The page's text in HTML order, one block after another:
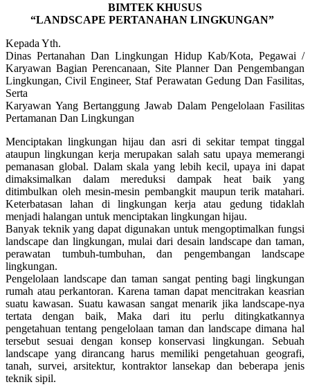
BIMTEK KHUSUS
“LANDSCAPE PERTANAHAN LINGKUNGAN”
Kepada Yth.
Dinas Pertanahan Dan Lingkungan Hidup Kab/Kota, Pegawai /
Karyawan Bagian Perencanaan, Site Planner Dan Pengembangan
Lingkungan, Civil Engineer, Staf Perawatan Gedung Dan Fasilitas,
Serta
Karyawan Yang Bertanggung Jawab Dalam Pengelolaan Fasilitas
Pertamanan Dan Lingkungan
Menciptakan lingkungan hijau dan asri di sekitar tempat tinggal
ataupun lingkungan kerja merupakan salah satu upaya memerangi
pemanasan global. Dalam skala yang lebih kecil, upaya ini dapat
dimaksimalkan dalam mereduksi dampak heat baik yang
ditimbulkan oleh mesin-mesin pembangkit maupun terik matahari.
Keterbatasan lahan di lingkungan kerja atau gedung tidaklah
menjadi halangan untuk menciptakan lingkungan hijau.
Banyak teknik yang dapat digunakan untuk mengoptimalkan fungsi
landscape dan lingkungan, mulai dari desain landscape dan taman,
perawatan tumbuh-tumbuhan, dan pengembangan landscape
lingkungan.
Pengelolaan landscape dan taman sangat penting bagi lingkungan
rumah atau perkantoran. Karena taman dapat mencitrakan keasrian
suatu kawasan. Suatu kawasan sangat menarik jika landscape-nya
tertata dengan baik, Maka dari itu perlu ditingkatkannya
pengetahuan tentang pengelolaan taman dan landscape dimana hal
tersebut sesuai dengan konsep konservasi lingkungan. Sebuah
landscape yang dirancang harus memiliki pengetahuan geografi,
tanah, survei, arsitektur, kontraktor lansekap dan beberapa jenis
teknik sipil.